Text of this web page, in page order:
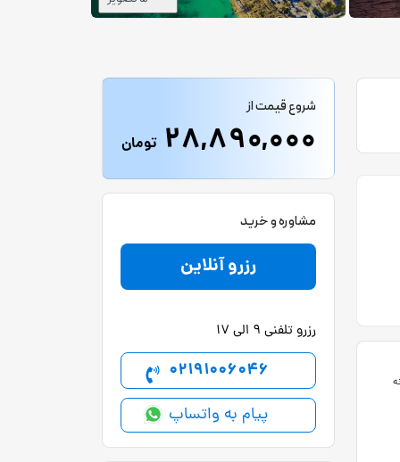
شروع قیمت از
28,890,000 تومان
مشاوره و خرید
رزرو آنلاین
رزرو تلفنی 9 الی 17
02191006046
پیام به واتساپ